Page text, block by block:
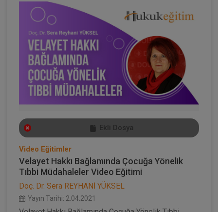
Ekli Dosya
Video Eğitimler
Velayet Hakkı Bağlamında Çocuğa Yönelik
Tıbbi Müdahaleler Video Eğitimi
Doç. Dr. Sera REYHANİ YÜKSEL
Yayın Tarihi: 2.04.2021